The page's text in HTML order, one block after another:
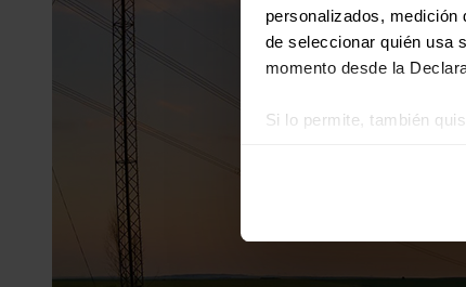
personalizados,
de seleccionar quién usa
momento desde la
Si lo permite, también